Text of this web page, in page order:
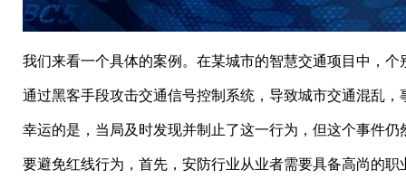
我们来看一个具体的案例。在某城市的智慧交通项目中，个
通过黑客手段攻击交通信号控制系统，导致城市交通混乱，
幸运的是，当局及时发现并制止了这一行为，但这个事件仍
要避免红线行为，首先，安防行业从业者需要具备高尚的职